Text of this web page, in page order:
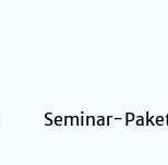
Seminar-